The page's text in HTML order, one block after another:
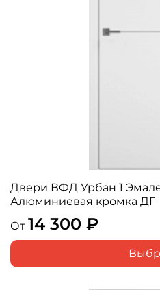
Двери ВФД Урбан 1
Алюминиевая кромка ДГ
От 14 300 ₽